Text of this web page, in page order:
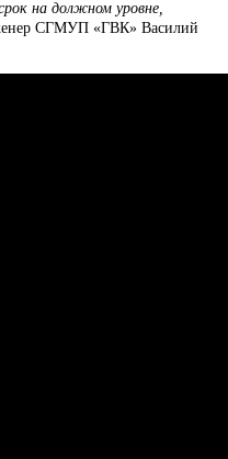
на должном уровне,
СГМУП «ГВК» Василий